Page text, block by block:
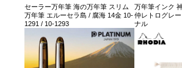
セーラー万年筆 海の万年筆 スリム
万年筆 エルーセラ島 / 腐海 14金 10-
1291 / 10-1293
万年筆インク
仲レトログレ
ナル